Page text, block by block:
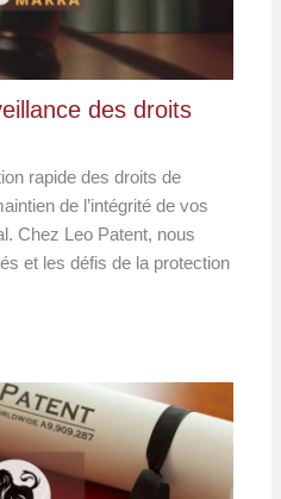
des droits
rapide des droits de
de l’intégrité de vos
Chez Leo Patent, nous
et les défis de la protection